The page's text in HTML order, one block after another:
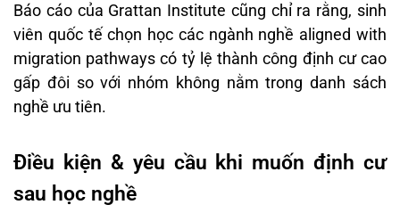
Báo cáo của Grattan Institute cũng chỉ ra rằng, sinh
viên quốc tế chọn học các ngành nghề aligned with
migration pathways có tỷ lệ thành công định cư cao
gấp đôi so với nhóm không nằm trong danh sách
nghề ưu tiên.
Điều kiện & yêu cầu khi muốn định cư
sau học nghề